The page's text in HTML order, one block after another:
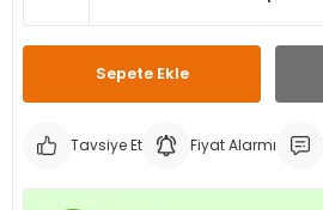
Sepete Ekle
Tavsiye Et Fiyat Alarmı